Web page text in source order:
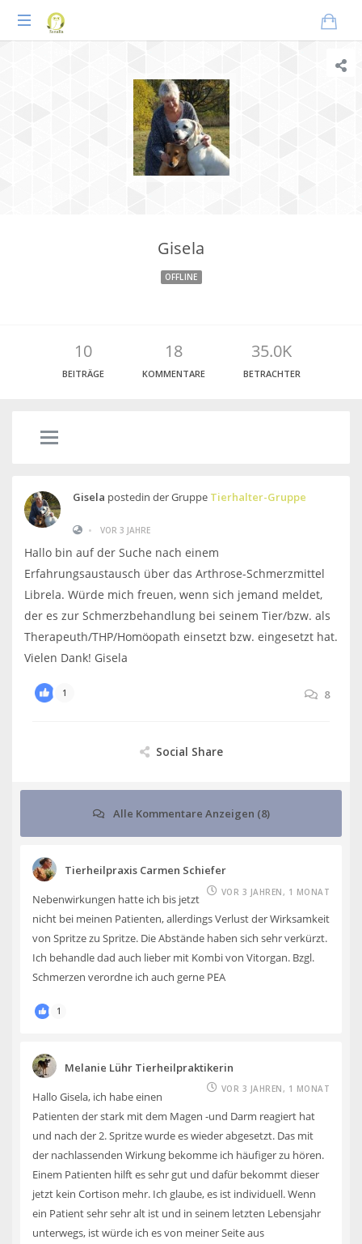
Gisela
OFFLINE
10
BEITRÄGE
18
KOMMENTARE
35.0K
BETRACHTER
Gisela postedin der Gruppe Tierhalter-Gruppe
• VOR 3 JAHRE
Hallo bin auf der Suche nach einem
Erfahrungsaustausch über das Arthrose-Schmerzmittel
Librela. Würde mich freuen, wenn sich jemand meldet,
der es zur Schmerzbehandlung bei seinem Tier/bzw. als
Therapeuth/THP/Homöopath einsetzt bzw. eingesetzt hat.
Vielen Dank! Gisela
1 8
Social Share
Alle Kommentare Anzeigen (8)
Tierheilpraxis Carmen Schiefer
VOR 3 JAHREN, 1 MONAT
Nebenwirkungen hatte ich bis jetzt
nicht bei meinen Patienten, allerdings Verlust der Wirksamkeit
von Spritze zu Spritze. Die Abstände haben sich sehr verkürzt.
Ich behandle dad auch lieber mit Kombi von Vitorgan. Bzgl.
Schmerzen verordne ich auch gerne PEA
1
Melanie Lühr Tierheilpraktikerin
VOR 3 JAHREN, 1 MONAT
Hallo Gisela, ich habe einen
Patienten der stark mit dem Magen -und Darm reagiert hat
und nach der 2. Spritze wurde es wieder abgesetzt. Das mit
der nachlassenden Wirkung bekomme ich häufiger zu hören.
Einem Patienten hilft es sehr gut und dafür bekommt dieser
jetzt kein Cortison mehr. Ich glaube, es ist individuell. Wenn
ein Patient sehr sehr alt ist und in seinem letzten Lebensjahr
unterwegs, ist würde ich es von meiner Seite aus